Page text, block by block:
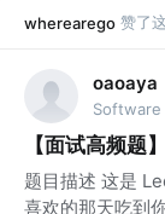
wherearego 赞了
oaoaya
【面试高频题
题目描述 这是
喜欢的那天吃到